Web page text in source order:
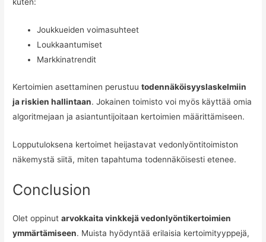
kuten:
Joukkueiden voimasuhteet
Loukkaantumiset
Markkinatrendit
Kertoimien asettaminen perustuutodennäköisyyslaskelmiin
ja riskien hallintaan. Jokainen toimisto voi myös käyttää omia
algoritmejaan ja asiantuntijoitaan kertoimien määrittämiseen.
Lopputuloksena kertoimet heijastavat vedonlyöntitoimiston
näkemystä siitä, miten tapahtuma todennäköisesti etenee.
Conclusion
Olet oppinutarvokkaita vinkkejä vedonlyöntikertoimien
ymmärtämiseen. Muista hyödyntää erilaisia kertoimityyppejä,